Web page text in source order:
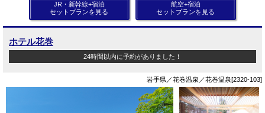
JR・新幹線+宿泊
セットプランを見る
航空+宿泊
セットプランを見る
ホテル花巻
24時間以内に予約がありました！
岩手県／花巻温泉／花巻温泉[2320-103]